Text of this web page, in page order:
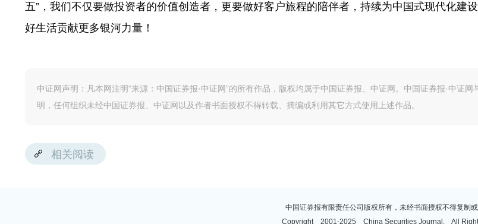
五”，我们不仅要做投资者的价值创造者，更要做好客户旅程的陪伴者，持续为中国式现代化建
好生活贡献更多银河力量！
中证网声明：凡本网注明“来源：中国证券报·中证网”的所有作品，版权均属于中国证券报、中证网。中国证券报·中证网
明，任何组织未经中国证券报、中证网以及作者书面授权不得转载、摘编或利用其它方式使用上述作品。
相关阅读
中国证券报有限责任公司版权所有，未经书面授权不得复制或
Copyright 2001-2025 China Securities Journal. All